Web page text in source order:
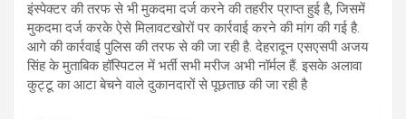
इंस्पेक्टर की तरफ से भी मुकदमा दर्ज करने की तहरीर प्राप्त हुई है, जिसमें
मुकदमा दर्ज करके ऐसे मिलावटखोरों पर कार्रवाई करने की मांग की गई है.
आगे की कार्रवाई पुलिस की तरफ से की जा रही है. देहरादून एसएसपी अजय
सिंह के मुताबिक हॉस्पिटल में भर्ती सभी मरीज अभी नॉर्मल हैं. इसके अलावा
कुट्टू का आटा बेचने वाले दुकानदारों से पूछताछ की जा रही है